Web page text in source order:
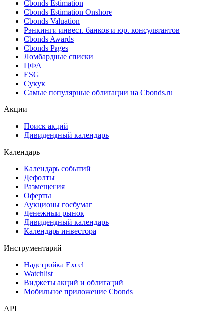
Cbonds Estimation
Cbonds Estimation Onshore
Cbonds Valuation
Рэнкинги инвест. банков и юр. консультантов
Cbonds Awards
Cbonds Pages
Ломбардные списки
ЦФА
ESG
Сукук
Самые популярные облигации на Cbonds.ru
Акции
Поиск акций
Дивидендный календарь
Календарь
Календарь событий
Дефолты
Размещения
Оферты
Аукционы госбумаг
Денежный рынок
Дивидендный календарь
Календарь инвестора
Инструментарий
Надстройка Excel
Watchlist
Виджеты акций и облигаций
Мобильное приложение Cbonds
API